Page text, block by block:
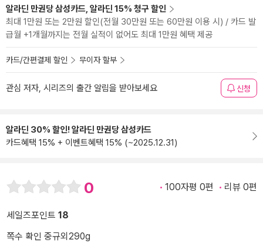
알라딘 만권당 삼성카드, 알라딘 15% 청구 할인
최대 1만원 또는 2만원 할인(전월 30만원 또는 60만원 이용 시) / 카드 발
급월 +1개월까지는 전월 실적이 없어도 최대 1만원 혜택 제공
카드/간편결제 할인 무이자 할부
관심 저자, 시리즈의 출간 알림을 받아보세요 신청
알라딘 30% 할인! 알라딘 만권당 삼성카드
카드혜택 15% + 이벤트혜택 15% (~2025.12.31)
0 100자평 0편 리뷰 0편
세일즈포인트 18
쪽수 확인 중규외 290g